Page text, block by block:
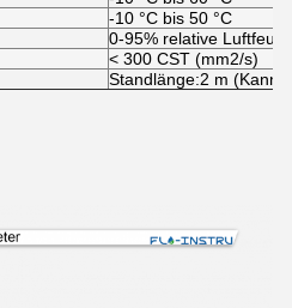
-10 °C bis 50 °C
0-95% relative
< 300 CST (mm2/s)
Standlänge:2 m (Kann